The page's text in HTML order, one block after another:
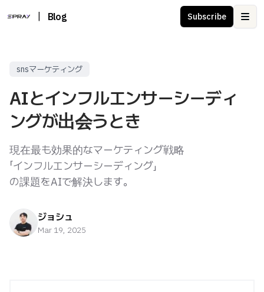
Blog Subscribe
snsマーケティング
AIとインフルエンサーシーディ
ングが出会うとき
現在最も効果的なマーケティング戦略
「インフルエンサーシーディング」
の課題をAIで解決します。
ジョシュ
Mar 19, 2025